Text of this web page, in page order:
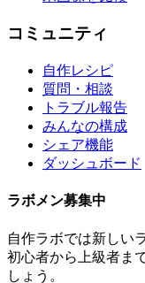
コミュニティ
自作レシピ
質問・相談
トラブル報告
みんなの構成
シェア機能
ダッシュボード
ラボメン募集中
自作ラボでは新しい
初心者から上級者ま
しょう。